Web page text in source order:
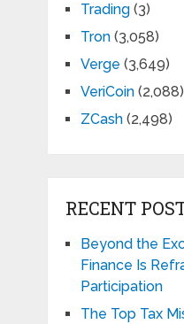
Trading(3)
Tron(3,058)
Verge (3,649)
VeriCoin(2,088)
ZCash(2,498)
RECENT
Beyond the
Finance Is
Participation
The Top Tax